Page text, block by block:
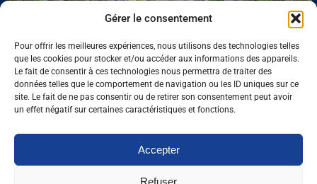
Gérer le consentement
Pour offrir les meilleures expériences, nous utilisons des technologies telles
que les cookies pour stocker et/ou accéder aux informations des appareils.
Le fait de consentir à ces technologies nous permettra de traiter des
données telles que le comportement de navigation ou les ID uniques sur ce
site. Le fait de ne pas consentir ou de retirer son consentement peut avoir
un effet négatif sur certaines caractéristiques et fonctions.
Accepter
Refuser
Productions animales